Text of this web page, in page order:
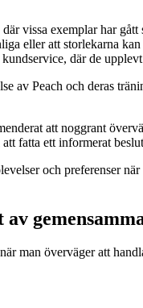
vissa exemplar har
eller att storlekarna
där de
av Peach och deras
att noggrant
fatta ett informerat
och preferenser
man överväger att